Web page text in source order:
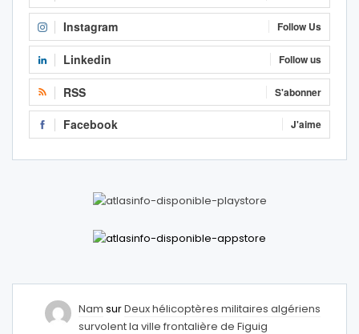
Instagram Follow Us
Linkedin Follow us
RSS S'abonner
Facebook J'aime
Nam surDeux hélicoptères militaires algériens
survolent la ville frontalière de Figuig